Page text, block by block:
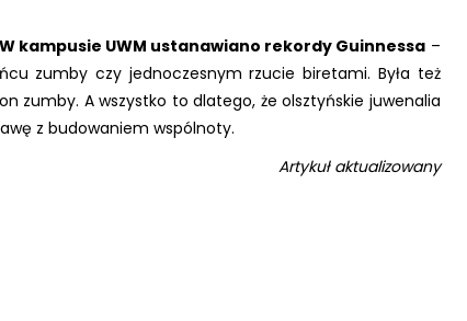
W kampusie UWM ustanawiano rekordy Guinnessa –
zumby czy jednoczesnym rzucie biretami. Była też
zumby. A wszystko to dlatego, że olsztyńskie juwenalia
z budowaniem wspólnoty.
Artykuł aktualizowany